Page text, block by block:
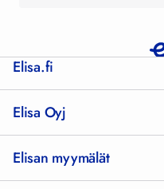
Elisa.fi
Elisa Oyj
Elisan myymälät